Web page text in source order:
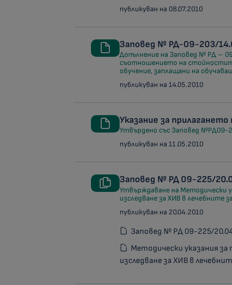
публикуван на 08.07.2010
Заповед № РД-09-203/
Допълнение на Заповед № РД –
съотношението на
обучение, заплащани на
публикуван на 14.05.2010
Указание за
Утвърдено със Заповед №РД09-
публикуван на 11.05.2010
Заповед № РД 09-225/
Утвърждаване на Методически
изследване за ХИВ в лечебните
публикуван на 20.04.2010
Заповед № РД 09-225/
Методически указания за
изследване за ХИВ в